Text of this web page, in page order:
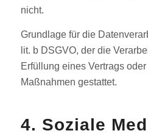
nicht.
Grundlage für die
lit. b DSGVO, der die
Erfüllung eines Vertrags
Maßnahmen gestattet.
4. Soziale